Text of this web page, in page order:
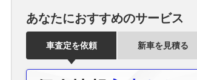
あなたにおすすめのサービス
車査定を依頼 新車を見積る